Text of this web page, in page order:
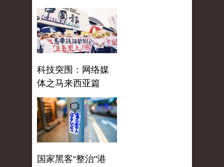
科技突围：网络媒
体之马来西亚篇
国家黑客“整治"港